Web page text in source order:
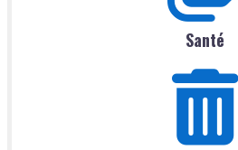
Santé